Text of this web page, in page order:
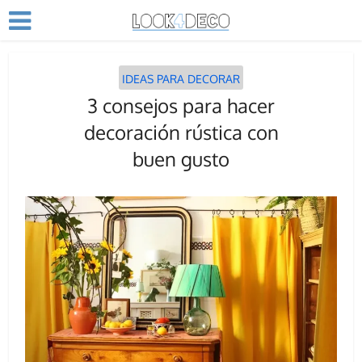
IDEAS PARA DECORAR
3 consejos para hacer
decoración rústica con
buen gusto